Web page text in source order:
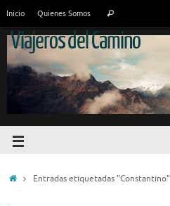
Inicio Quienes Somos
Viajeros del Camino
Entradas etiquetadas "Constantino"